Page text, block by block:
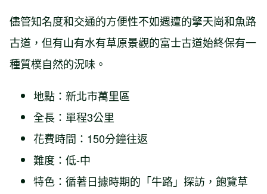
儘管知名度和交通的方便性不如週遭的擎天崗和魚路
古道，但有山有水有草原景觀的富士古道始終保有一
種質樸自然的況味。
地點：新北市萬里區
全長：單程3公里
花費時間：150分鐘往返
難度：低-中
特色：循著日據時期的「牛路」探訪，飽覽草